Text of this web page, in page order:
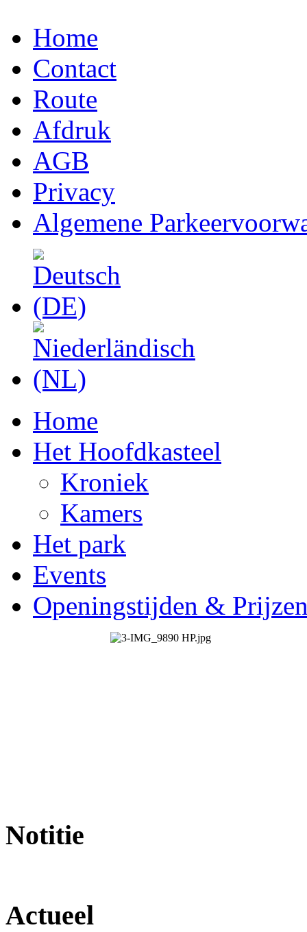
Home
Contact
Route
Afdruk
AGB
Privacy
Algemene
Home
Het Hoofdkasteel
Kroniek
Kamers
Het park
Events
Openingstijden &
Notitie
Actueel